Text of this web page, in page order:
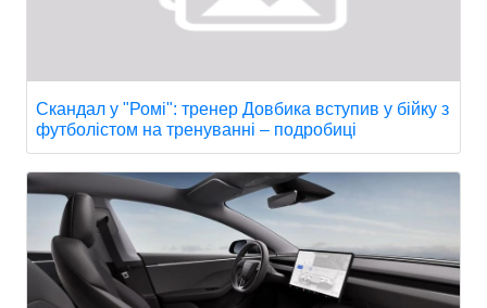
Скандал у "Ромі": тренер Довбика вступив у бійку з
футболістом на тренуванні – подробиці